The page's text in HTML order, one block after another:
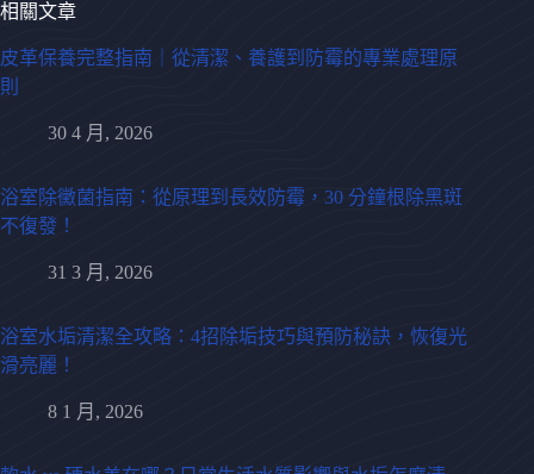
相關文章
皮革保養完整指南｜從清潔、養護到防霉的專業處理原
則
30 4 月, 2026
浴室除黴菌指南：從原理到長效防霉，30 分鐘根除黑斑
不復發！
31 3 月, 2026
浴室水垢清潔全攻略：4招除垢技巧與預防秘訣，恢復光
滑亮麗！
8 1 月, 2026